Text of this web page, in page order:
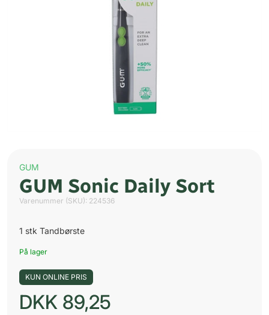
GUM
GUM Sonic Daily Sort
Varenummer (SKU): 224536
1 stk Tandbørste
På lager
KUN ONLINE PRIS
DKK 89,25